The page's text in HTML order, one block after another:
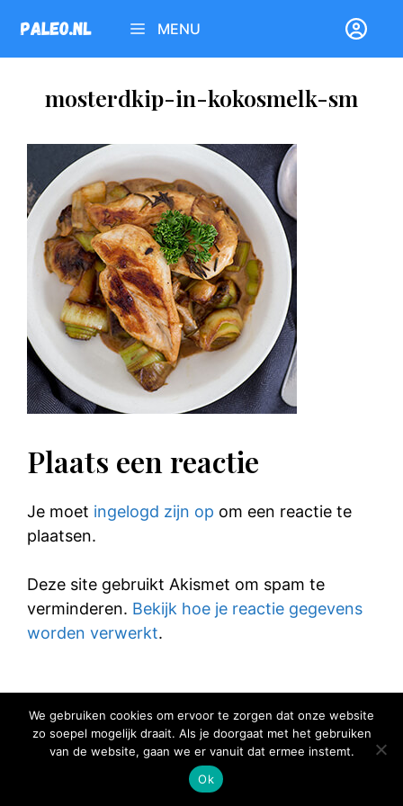
naar
de
MENU
mosterdkip-in-kokosmelk-sm
Plaats een reactie
Je moet ingelogd zijn op om een reactie te
plaatsen.
Deze site gebruikt Akismet om spam te
verminderen. Bekijk hoe je reactie gegevens
worden verwerkt.
© 2025 Elke Hap Telt
We gebruiken cookies om ervoor te zorgen dat onze website
zo soepel mogelijk draait. Als je doorgaat met het gebruiken
van de website, gaan we er vanuit dat ermee instemt.
Ok